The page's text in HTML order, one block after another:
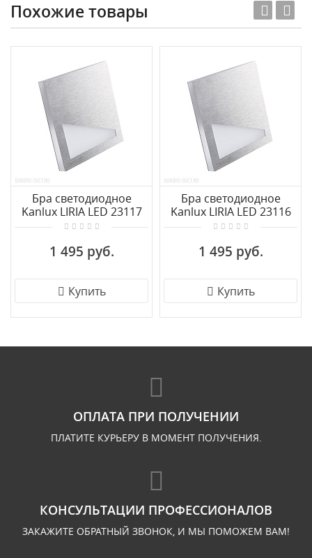
Похожие товары
Бра светодиодное
Kanlux LIRIA LED 23117
1 495 руб.
Купить
Бра светодиодное
Kanlux LIRIA LED 23116
1 495 руб.
Купить
ОПЛАТА ПРИ ПОЛУЧЕНИИ
ПЛАТИТЕ КУРЬЕРУ В МОМЕНТ ПОЛУЧЕНИЯ.
КОНСУЛЬТАЦИИ ПРОФЕССИОНАЛОВ
ЗАКАЖИТЕ ОБРАТНЫЙ ЗВОНОК, И МЫ ПОМОЖЕМ ВАМ!